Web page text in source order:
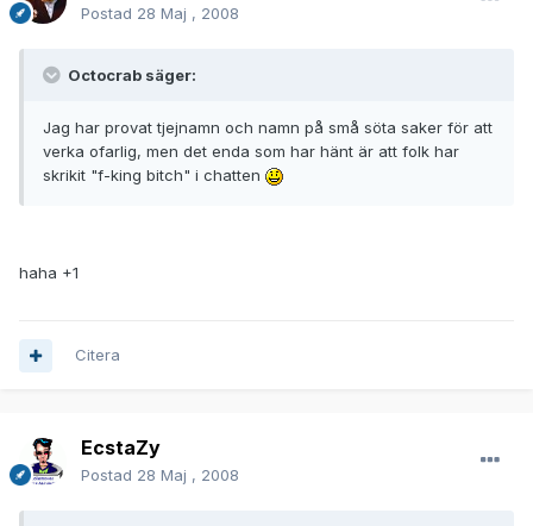
Postad 28 Maj , 2008
Octocrab säger:
Jag har provat tjejnamn och namn på små söta saker för att
verka ofarlig, men det enda som har hänt är att folk har
skrikit "f-king bitch" i chatten
haha +1
Citera
EcstaZy
Postad 28 Maj , 2008